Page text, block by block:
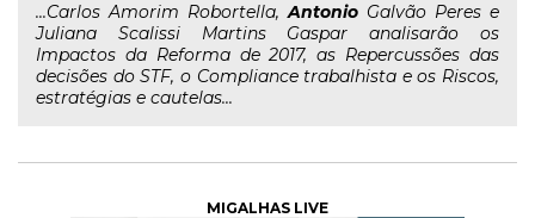
...Carlos Amorim Robortella,Antonio Galvão Peres e
Juliana Scalissi Martins Gaspar analisarão os
Impactos da Reforma de 2017, as Repercussões das
decisões do STF, o Compliance trabalhista e os Riscos,
estratégias e cautelas...
MIGALHAS LIVE